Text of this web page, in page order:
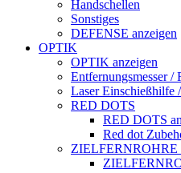
Handschellen
Sonstiges
DEFENSE anzeigen
OPTIK
OPTIK anzeigen
Entfernungsmesser /
Laser Einschießhilfe
RED DOTS
RED DOTS
Red dot
ZIELFERNROHRE